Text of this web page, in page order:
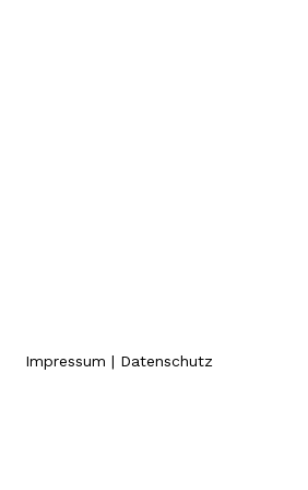
Impressum | Datenschutz